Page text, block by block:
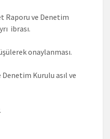
Raporu ve Denetim
ibrası.
onaylanması.
Kurulu asıl ve